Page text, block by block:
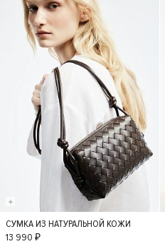
S
СУМКА ИЗ НАТУРАЛЬНОЙ КОЖИ
13 990 ₽